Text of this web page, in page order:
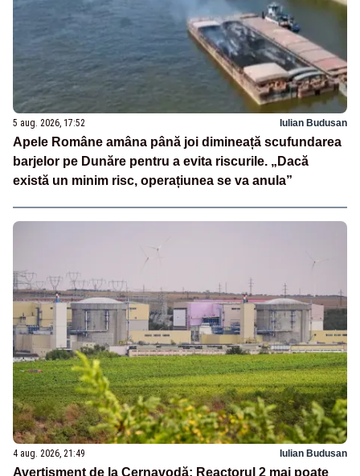
5 aug. 2026, 17:52 Iulian Budusan
Apele Române amâna până joi dimineață scufundarea
barjelor pe Dunăre pentru a evita riscurile. „Dacă
există un minim risc, operațiunea se va anula”
4 aug. 2026, 21:49 Iulian Budusan
Avertisment de la Cernavodă: Reactorul 2 mai poate